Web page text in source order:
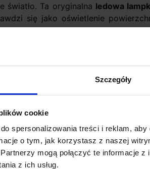
Szczegóły
cookie
spersonalizowania treści i reklam,
o tym, jak korzystasz z naszej
mogą połączyć te informacje
z ich usług.
światło. Ta oryginalna ledowa
się jako oświetlenie